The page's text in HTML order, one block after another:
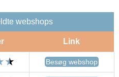
webshops
Link
Besøg webshop